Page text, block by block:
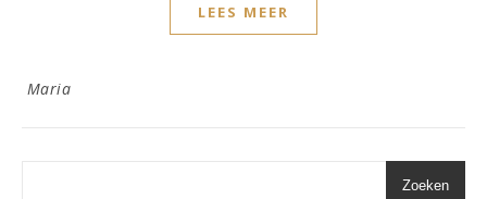
LEES MEER
Maria
Zoeken